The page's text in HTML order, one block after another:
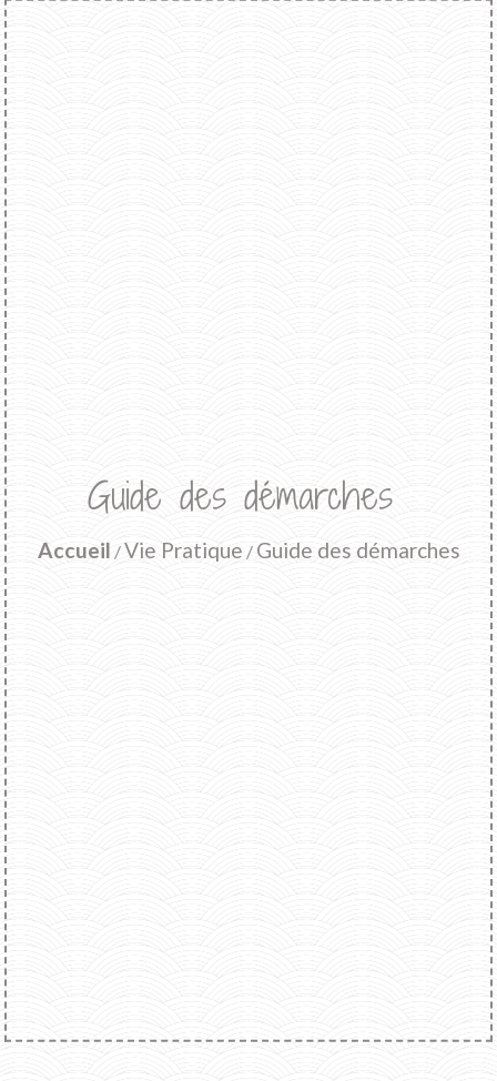
Guide des démarches
Accueil /Vie Pratique / Guide des démarches